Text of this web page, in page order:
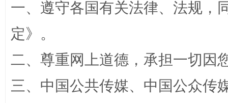
一、遵守各国有关法律、法规，
定》。
二、尊重网上道德，承担一切因
三、中国公共传媒、中国公众传